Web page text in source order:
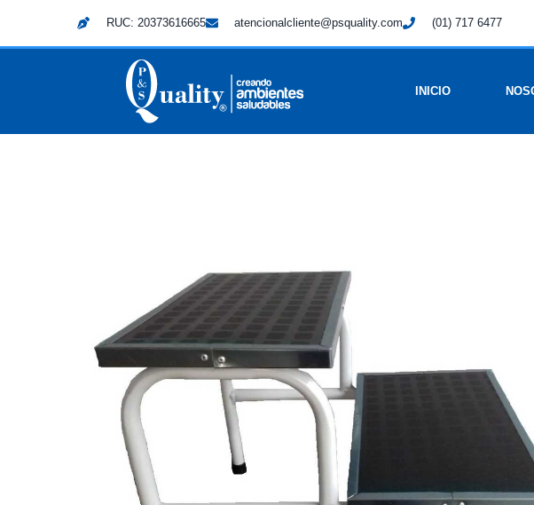
RUC: 20373616665 atencionalcliente@psquality.com (01) 717 6477
INICIO